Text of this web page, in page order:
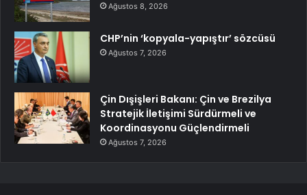
Ağustos 8, 2026
CHP’nin ‘kopyala-yapıştır’ sözcüsü
Ağustos 7, 2026
Çin Dışişleri Bakanı: Çin ve Brezilya
Stratejik İletişimi Sürdürmeli ve
Koordinasyonu Güçlendirmeli
Ağustos 7, 2026